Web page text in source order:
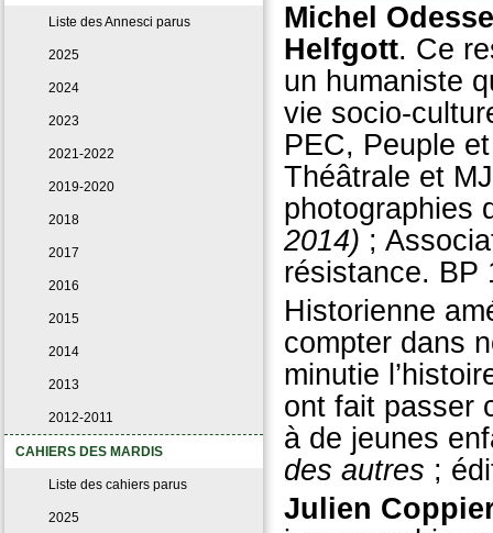
Liste des Annesci parus
2025
2024
2023
2021-2022
2019-2020
2018
2017
2016
2015
2014
2013
2012-2011
CAHIERS DES MARDIS
Liste des cahiers parus
2025
Michel
Helfgott. Ce
un humaniste
vie socio-
PEC, Peuple
Théâtrale et
photographies
2014) ;
résistance. BP
Historienne
compter dans
minutie
ont fait passer
à de jeunes
des autres ;
Julien